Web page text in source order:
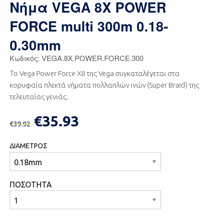
Νήμα VEGA 8X POWER
FORCE multi 300m 0.18-
0.30mm
Κωδικός: VEGA.8X.POWER.FORCE.300
Το Vega Power Force X8 της Vega συγκαταλέγεται στα
κορυφαία πλεκτά νήματα πολλαπλών ινών (Super Braid) της
τελευταίας γενιάς.
€39.92€35.93
ΔΙΑΜΕΤΡΟΣ
ΠΟΣΟΤΗΤΑ